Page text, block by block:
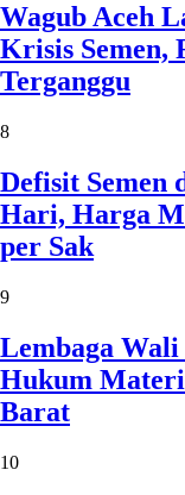
Wagub Aceh
Krisis Semen,
Terganggu
8
Defisit Semen
Hari, Harga
per Sak
9
Lembaga
Hukum
Barat
10